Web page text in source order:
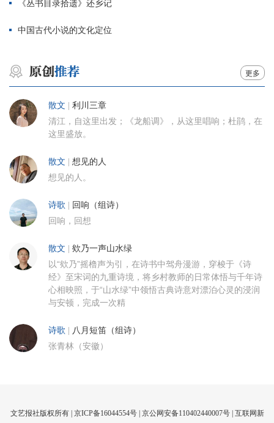
《丛书目录拾遗》还乡记
中国古代小说的文化定位
更多
散文 利川三章
清江，自这里出发；《龙船调》，从这里唱响；杜鹃，在
这里盛放。
散文 想见的人
想见的人。
诗歌 回响（组诗）
回响，回想
散文 欸乃一声山水绿
以“欸乃”摇橹声为引，在诗书中驾舟漫游，穿梭于《诗
经》至宋词的九重诗境，将乡村教师的日常体悟与千年诗
心相映照，于“山水绿”中领悟古典诗意对漂泊心灵的浸润
与安顿，完成一次精
诗歌 八月短笛（组诗）
张青林（安徽）
文艺报社版权所有 | 京ICP备16044554号| 京公网安备110402440007号 | 互联网新